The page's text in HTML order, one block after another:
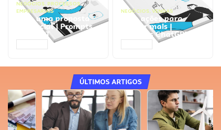
NEGÓCIOS, PROCESSOS
EMPRESARIAIS
Faça uma proposta
comercial | Prompts
ChatGPT
NEGÓCIOS, VENDAS
Faça ações para
vender mais |
Prompts ChatGPT
ÚLTIMOS ARTIGOS